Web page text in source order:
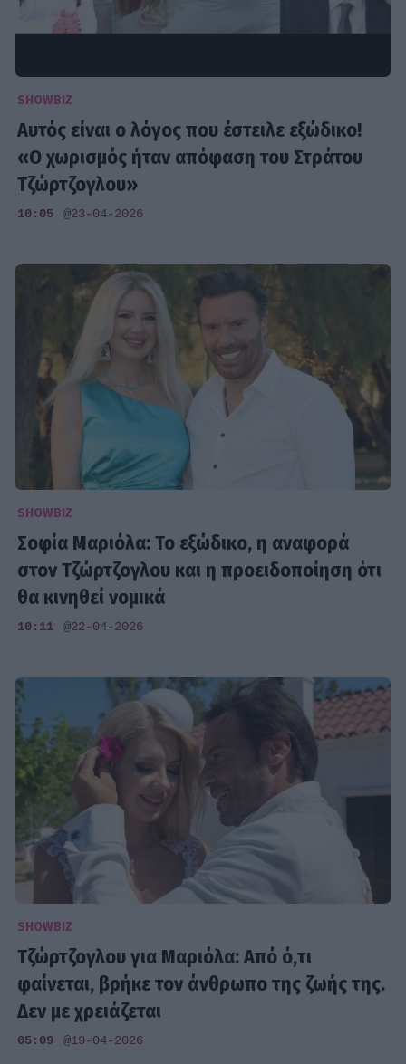
SHOWBIZ
Αυτός είναι ο λόγος που έστειλε εξώδικο!
«Ο χωρισμός ήταν απόφαση του Στράτου
Τζώρτζογλου»
10:05 @23-04-2026
SHOWBIZ
Σοφία Μαριόλα: Το εξώδικο, η αναφορά
στον Τζώρτζογλου και η προειδοποίηση ότι
θα κινηθεί νομικά
10:11 @22-04-2026
SHOWBIZ
Τζώρτζογλου για Μαριόλα: Από ό,τι
φαίνεται, βρήκε τον άνθρωπο της ζωής της.
Δεν με χρειάζεται
05:09 @19-04-2026